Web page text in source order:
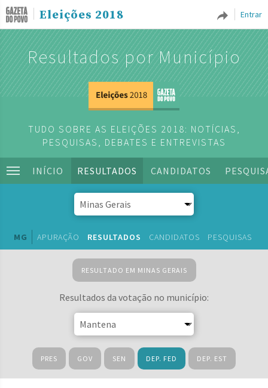
Entrar
Eleições 2018
Resultados por Município
TUDO SOBRE AS ELEIÇÕES 2018: NOTÍCIAS,
PESQUISAS, DEBATES E ENTREVISTAS
INÍCIO RESULTADOS CANDIDATOS
MG APURAÇÃO RESULTADOS CANDIDATOS PESQUISAS
RESULTADO EM MINAS GERAIS
Resultados da votação no município:
PRES GOV SEN DEP. FED DEP. EST